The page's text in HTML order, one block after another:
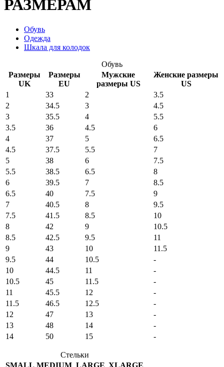
РАЗМЕРАМ
Обувь
Одежда
Шкала для колодок
Обувь
Размеры
UK
Размеры
EU
Мужские
размеры US
Женские размеры
US
1
33 2
3.5
2
34.5 3
4.5
3
35.5 4
5.5
3.5
36 4.5
6
4
37 5
6.5
4.5
37.5 5.5
7
5
38 6
7.5
5.5
38.5 6.5
8
6
39.5 7
8.5
6.5
40 7.5
9
7
40.5 8
9.5
7.5
41.5 8.5
10
8
42 9
10.5
8.5
42.5 9.5
11
9
43 10
11.5
9.5
44 10.5
-
10
44.5 11
-
10.5
45 11.5
-
11
45.5 12
-
11.5
46.5 12.5
-
12
47 13
-
13
48 14
-
14
50 15 -
Стельки
SMALL MEDIUM LARGE XLARGE